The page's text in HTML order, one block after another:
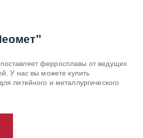
ферросплавы от ведущих
У нас вы можете купить
литейного и металлургического